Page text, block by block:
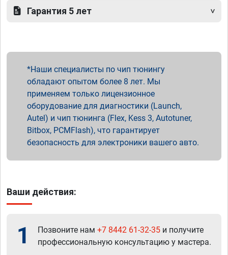
Гарантия 5 лет
Наши специалисты по чип тюнингу
обладают опытом более 8 лет. Мы
применяем только лицензионное
оборудование для диагностики (Launch,
Autel) и чип тюнинга (Flex, Kess 3, Autotuner,
Bitbox, PCMFlash), что гарантирует
безопасность для электроники вашего авто.
Ваши действия:
1 Позвоните нам +7 8442 61-32-35 и получите
профессиональную консультацию у мастера.